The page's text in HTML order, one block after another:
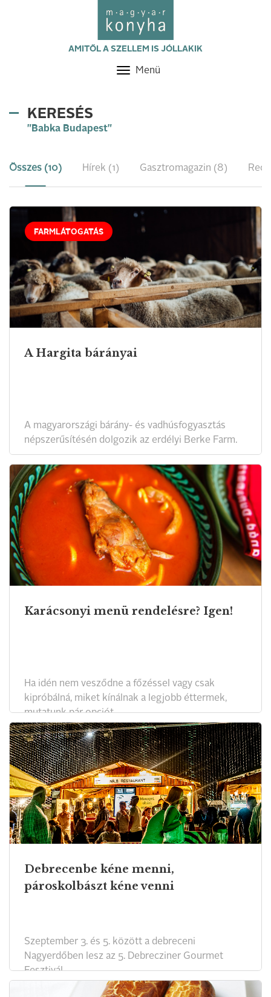
AMITŐL A SZELLEM IS JÓLLAKIK
Toggle
Menü
KERESÉS
"Babka Budapest"
Összes (10) Hírek (1) Gasztromagazin (8)
FARMLÁTOGATÁS
A Hargita bárányai
A magyarországi bárány- és vadhúsfogyasztás
népszerűsítésén dolgozik az erdélyi Berke Farm.
Karácsonyi menü rendelésre? Igen!
Ha idén nem vesződne a főzéssel vagy csak
kipróbálná, miket kínálnak a legjobb éttermek,
mutatunk pár opciót.
Debrecenbe kéne menni,
pároskolbászt kéne venni
Szeptember 3. és 5. között a debreceni
Nagyerdőben lesz az 5. Debrecziner Gourmet
Fesztivál.